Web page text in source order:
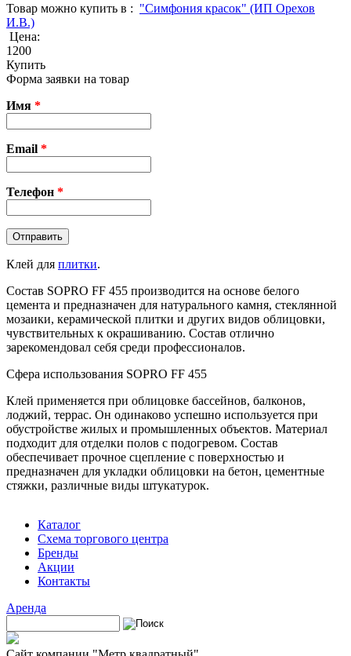
Товар можно купить в : "Симфония красок" (ИП Орехов
И.В.)
Цена:
1200
Купить
Форма заявки на товар
Имя *
Email *
Телефон *
Клей для плитки.
Состав SOPRO FF 455 производится на основе белого
цемента и предназначен для натурального камня, стеклянной
мозаики, керамической плитки и других видов облицовки,
чувствительных к окрашиванию. Состав отлично
зарекомендовал себя среди профессионалов.
Сфера использования SOPRO FF 455
Клей применяется при облицовке бассейнов, балконов,
лоджий, террас. Он одинаково успешно используется при
обустройстве жилых и промышленных объектов. Материал
подходит для отделки полов с подогревом. Состав
обеспечивает прочное сцепление с поверхностью и
предназначен для укладки облицовки на бетон, цементные
стяжки, различные виды штукатурок.
Каталог
Схема торгового центра
Бренды
Акции
Контакты
Аренда
Форма поиска